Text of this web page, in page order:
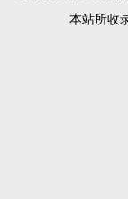
本站所收